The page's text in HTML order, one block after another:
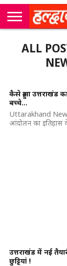
सी
एम
कॉर्नर
उत्तराखंड
न्यूज़
खेल
मनोरंजन
सम्पादकीय
जॉब
अलर्ट्स
ALL
कैसे हुआ उत्तराखंड
बच्चे…
Uttarakhand
आंदोलन का इतिहास
उत्तराखंड में नई
छुट्टियां !